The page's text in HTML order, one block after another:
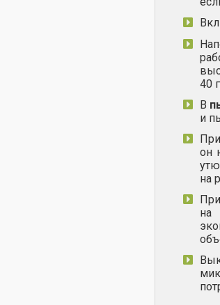
40
В
и
он
на
на